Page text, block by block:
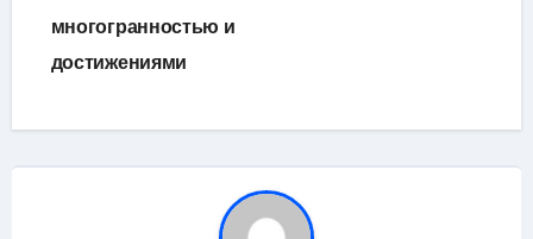
многогранностью и
достижениями